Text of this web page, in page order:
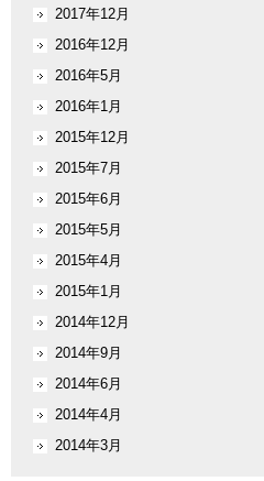
2017年12月
2016年12月
2016年5月
2016年1月
2015年12月
2015年7月
2015年6月
2015年5月
2015年4月
2015年1月
2014年12月
2014年9月
2014年6月
2014年4月
2014年3月